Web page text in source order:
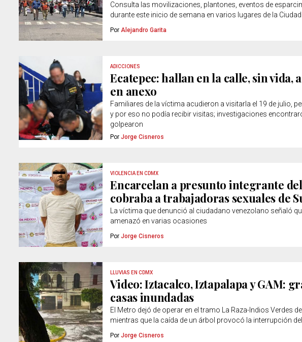
Consulta las movilizaciones, plantones, eventos de
durante este inicio de semana en varios lugares de la
PorAlejandro Garita
ADICCIONES
Ecatepec: hallan en la calle, sin
en anexo
Familiares de la víctima acudieron a visitarla el 19 de julio,
y por eso no podía recibir visitas; investigaciones
golpearon
PorJorge Cisneros
VIOLENCIA EN CDMX
Encarcelan a presunto integrante
cobraba a trabajadoras sexuales de
La víctima que denunció al ciudadano venezolano señaló
amenazó en varias ocasiones
PorJorge Cisneros
LLUVIAS EN CDMX
Video: Iztacalco, Iztapalapa y GAM:
casas inundadas
El Metro dejó de operar en el tramo La Raza-Indios Verdes
mientras que la caída de un árbol provocó la interrupción
PorJorge Cisneros